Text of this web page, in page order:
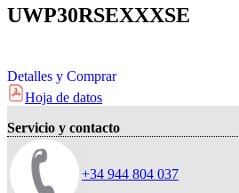
UWP30RSEXXXSE
Detalles y Comprar
Hoja de datos
Servicio y contacto
+34 944 804 037